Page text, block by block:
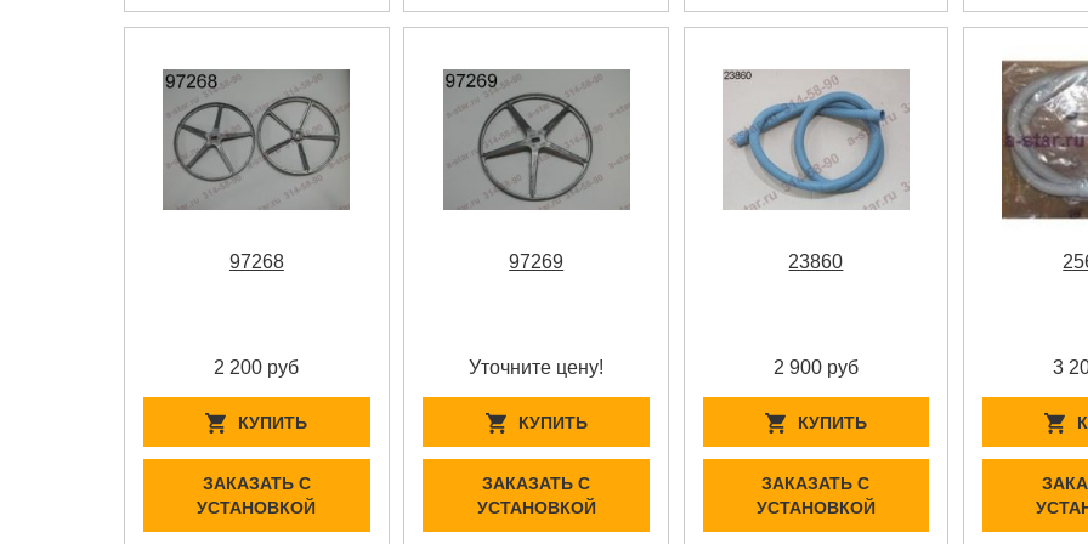
97268
2 200 руб
КУПИТЬ
ЗАКАЗАТЬ С
УСТАНОВКОЙ
97269
Уточните цену!
КУПИТЬ
ЗАКАЗАТЬ С
УСТАНОВКОЙ
23860
2 900 руб
КУПИТЬ
ЗАКАЗАТЬ С
УСТАНОВКОЙ
3